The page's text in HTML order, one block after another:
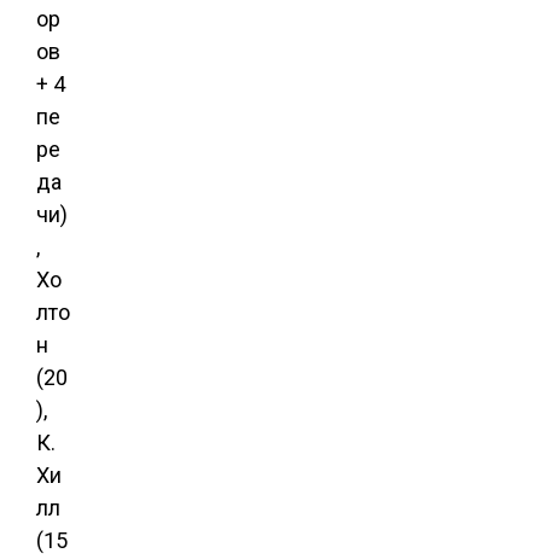
ор
ов
+ 4
пе
ре
да
чи)
,
Хо
лто
н
(20
),
К.
Хи
лл
(15